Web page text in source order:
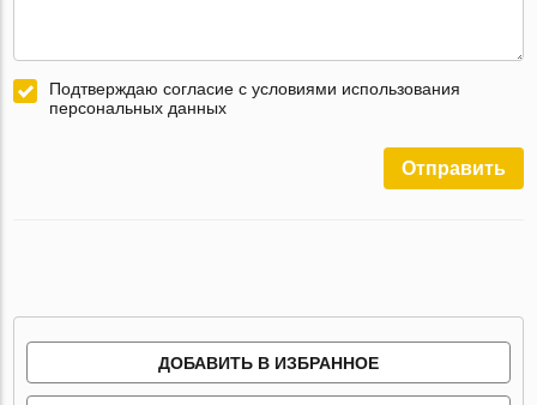
Подтверждаю согласие с условиями использования
персональных данных
Отправить
ДОБАВИТЬ В ИЗБРАННОЕ